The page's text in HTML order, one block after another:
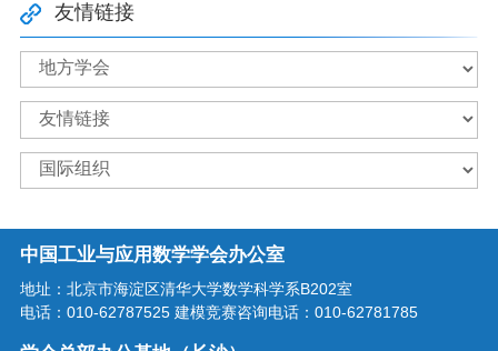
友情链接
中国工业与应用数学学会办公室
地址：北京市海淀区清华大学数学科学系B202室
电话：010-62787525 建模竞赛咨询电话：010-62781785